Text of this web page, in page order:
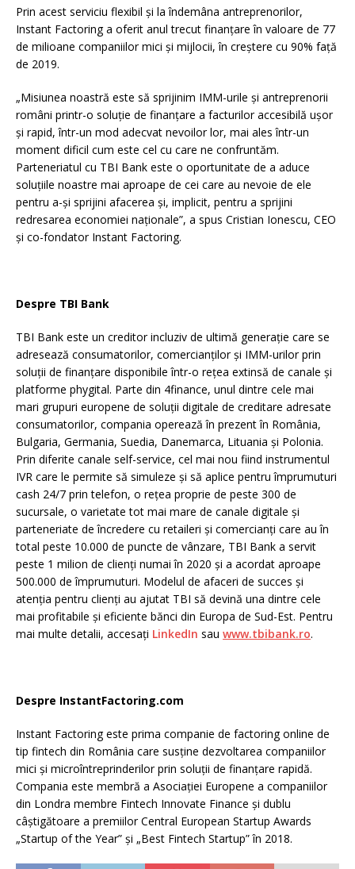
Prin acest serviciu flexibil și la îndemâna antreprenorilor,
Instant Factoring a oferit anul trecut finanțare în valoare de 77
de milioane companiilor mici și mijlocii, în creștere cu 90% față
de 2019.
„Misiunea noastră este să sprijinim IMM-urile și antreprenorii
români printr-o soluție de finanțare a facturilor accesibilă ușor
și rapid, într-un mod adecvat nevoilor lor, mai ales într-un
moment dificil cum este cel cu care ne confruntăm.
Parteneriatul cu TBI Bank este o oportunitate de a aduce
soluțiile noastre mai aproape de cei care au nevoie de ele
pentru a-și sprijini afacerea și, implicit, pentru a sprijini
redresarea economiei naționale”, a spus Cristian Ionescu, CEO
și co-fondator Instant Factoring.
Despre TBI Bank
TBI Bank este un creditor incluziv de ultimă generație care se
adresează consumatorilor, comercianților și IMM-urilor prin
soluții de finanțare disponibile într-o rețea extinsă de canale și
platforme phygital. Parte din 4finance, unul dintre cele mai
mari grupuri europene de soluții digitale de creditare adresate
consumatorilor, compania operează în prezent în România,
Bulgaria, Germania, Suedia, Danemarca, Lituania și Polonia.
Prin diferite canale self-service, cel mai nou fiind instrumentul
IVR care le permite să simuleze și să aplice pentru împrumuturi
cash 24/7 prin telefon, o rețea proprie de peste 300 de
sucursale, o varietate tot mai mare de canale digitale și
parteneriate de încredere cu retaileri și comercianți care au în
total peste 10.000 de puncte de vânzare, TBI Bank a servit
peste 1 milion de clienți numai în 2020 și a acordat aproape
500.000 de împrumuturi. Modelul de afaceri de succes și
atenția pentru clienți au ajutat TBI să devină una dintre cele
mai profitabile și eficiente bănci din Europa de Sud-Est. Pentru
mai multe detalii, accesați LinkedIn sau www.tbibank.ro.
Despre InstantFactoring.com
Instant Factoring este prima companie de factoring online de
tip fintech din România care susține dezvoltarea companiilor
mici și microîntreprinderilor prin soluții de finanțare rapidă.
Compania este membră a Asociației Europene a companiilor
din Londra membre Fintech Innovate Finance și dublu
câștigătoare a premiilor Central European Startup Awards
„Startup of the Year” și „Best Fintech Startup” în 2018.